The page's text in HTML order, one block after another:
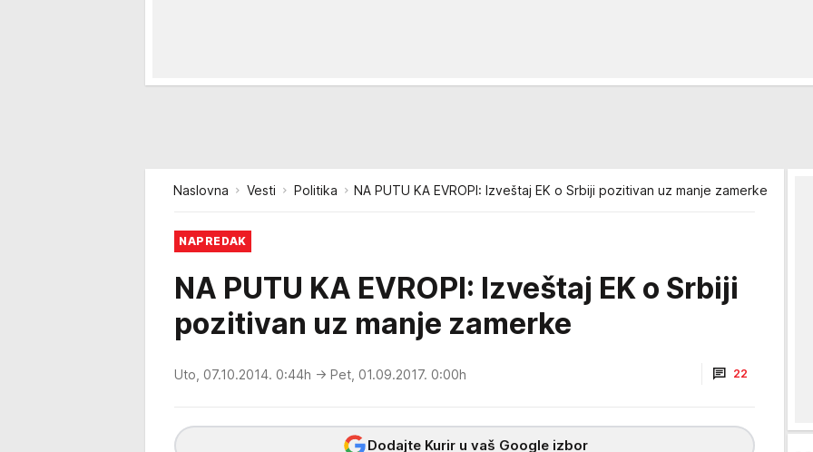
Naslovna Vesti Politika NA PUTU KA EVROPI: Izveštaj EK o Srbiji pozitivan uz manje zamerke
NAPREDAK
NA PUTU KA EVROPI: Izveštaj EK o Srbiji
pozitivan uz manje zamerke
Uto, 07.10.2014. 0:44h → Pet, 01.09.2017. 0:00h 22
Dodajte Kurir u vaš Google izbor